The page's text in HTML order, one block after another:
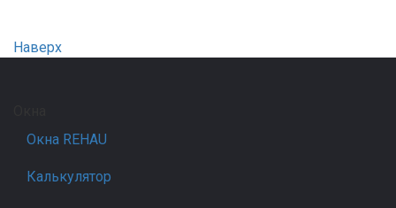
Наверх
Окна REHAU
Калькулятор